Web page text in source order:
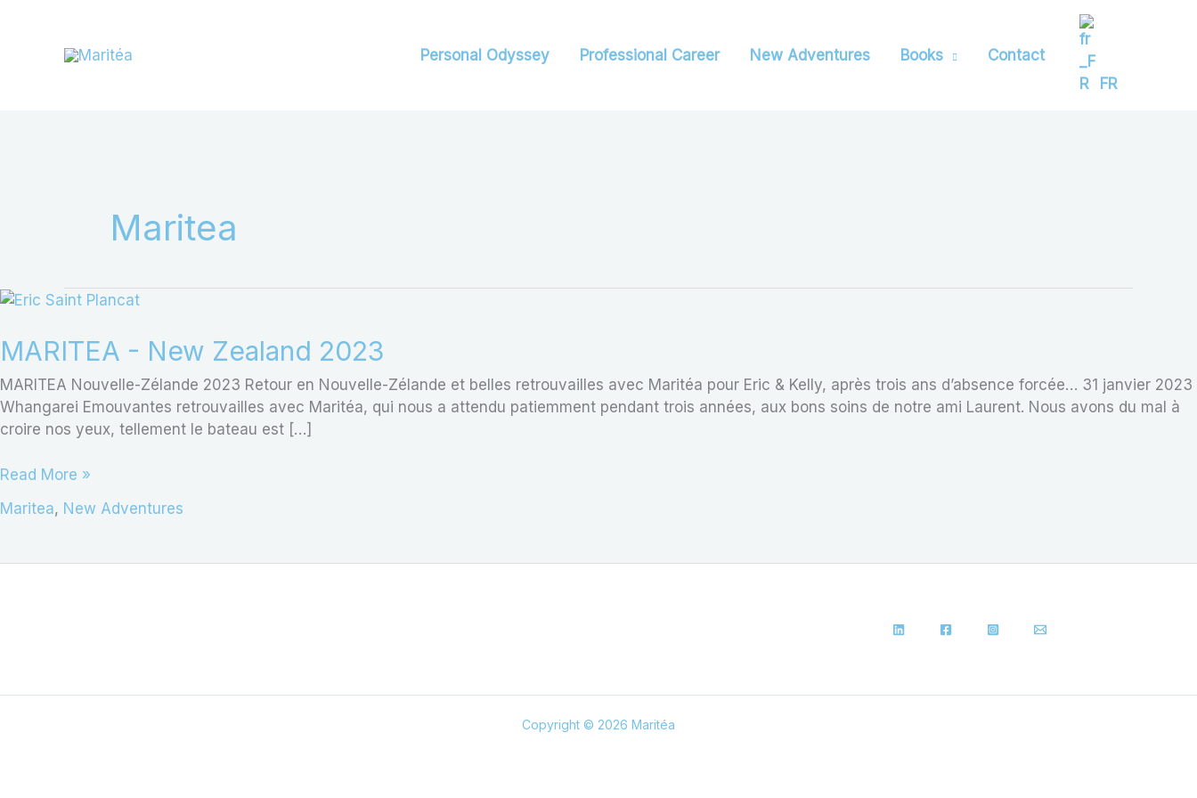
Personal Odyssey Professional Career New Adventures Books
Contact
FR
Maritea
MARITEA - New Zealand 2023
MARITEA Nouvelle-Zélande 2023 Retour en Nouvelle-Zélande et belles retrouvailles avec Maritéa pour Eric & Kelly, après trois ans d’absence forcée… 31 janvier 2023
Whangarei Emouvantes retrouvailles avec Maritéa, qui nous a attendu patiemment pendant trois années, aux bons soins de notre ami Laurent. Nous avons du mal à
croire nos yeux, tellement le bateau est […]
MARITEA
New
Zealand
2023
Read More »
Maritea, New Adventures
Copyright © 2026 Maritéa